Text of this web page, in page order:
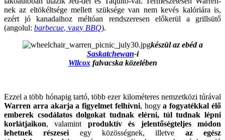
nek az eltökéltsége mellett szüksége van nem kevés kalóriára is,
ezért jó kanadaihoz méltóan rendszeresen előkerül a grillsütő
(angolul: barbecue, vagy BBQ).
készül az ebéd a
Saskatchewan-i
Wilcoxfalvacska közelében
Ezzel a több hónapig tartó, több ezer kilométeres nemzetközi túrával
Warren arra akarja a figyelmet felhívni, hogya fogyatékkal élő
emberek csodálatos dolgokat tudnak elérni, túl tudnak lépni
korlátjaikon, valamint produktív és jelentőségteljes módon
lehetnek részesei egy közösségnek, illetve az egész